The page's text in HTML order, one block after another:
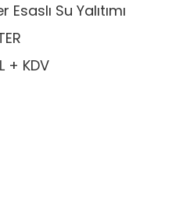
Esaslı Su Yalıtımı
+ KDV